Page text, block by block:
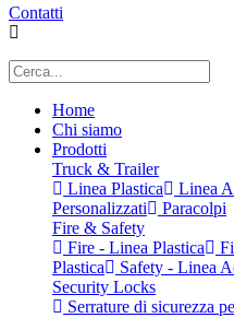
Contatti
Home
Chi siamo
Prodotti
Truck & Trailer
Linea Plastica
Linea
Personalizzati
Paracolpi
Fire & Safety
Fire - Linea Plastica
Plastica
Safety - Linea
Security Locks
Serrature di sicurezza